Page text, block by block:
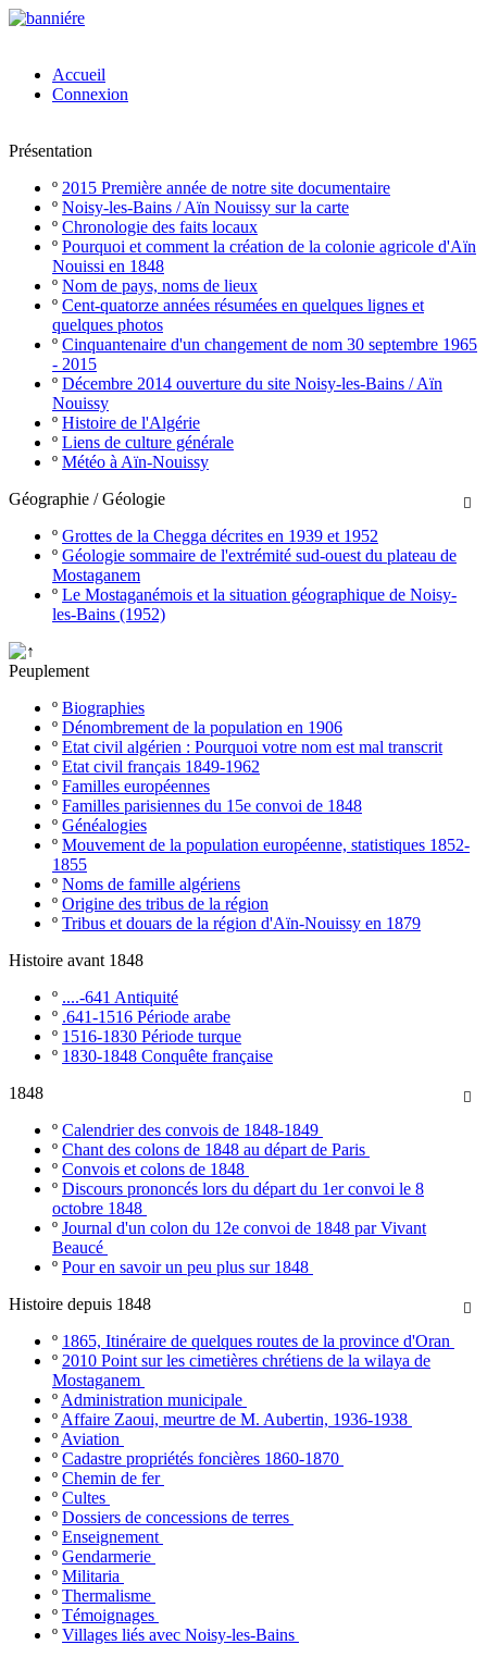
Accueil
Connexion
Présentation
º 2015 Première année de notre site documentaire
º Noisy-les-Bains / Aïn Nouissy sur la carte
º Chronologie des faits locaux
º Pourquoi et comment la création de la colonie agricole d'Aïn
Nouissi en 1848
º Nom de pays, noms de lieux
º Cent-quatorze années résumées en quelques lignes et
quelques photos
º Cinquantenaire d'un changement de nom 30 septembre 1965
- 2015
º Décembre 2014 ouverture du site Noisy-les-Bains / Aïn
Nouissy
º Histoire de l'Algérie
º Liens de culture générale
º Météo à Aïn-Nouissy

Géographie / Géologie
º Grottes de la Chegga décrites en 1939 et 1952
º Géologie sommaire de l'extrémité sud-ouest du plateau de
Mostaganem
º Le Mostaganémois et la situation géographique de Noisy-
les-Bains (1952)
Peuplement
º Biographies
º Dénombrement de la population en 1906
º Etat civil algérien : Pourquoi votre nom est mal transcrit
º Etat civil français 1849-1962
º Familles européennes
º Familles parisiennes du 15e convoi de 1848
º Généalogies
º Mouvement de la population européenne, statistiques 1852-
1855
º Noms de famille algériens
º Origine des tribus de la région
º Tribus et douars de la région d'Aïn-Nouissy en 1879
Histoire avant 1848
º ....-641 Antiquité
º .641-1516 Période arabe
º 1516-1830 Période turque
º 1830-1848 Conquête française

1848
º Calendrier des convois de 1848-1849
º Chant des colons de 1848 au départ de Paris
º Convois et colons de 1848
º Discours prononcés lors du départ du 1er convoi le 8
octobre 1848
º Journal d'un colon du 12e convoi de 1848 par Vivant
Beaucé
º Pour en savoir un peu plus sur 1848

Histoire depuis 1848
º 1865, Itinéraire de quelques routes de la province d'Oran
º 2010 Point sur les cimetières chrétiens de la wilaya de
Mostaganem
º Administration municipale
º Affaire Zaoui, meurtre de M. Aubertin, 1936-1938
º Aviation
º Cadastre propriétés foncières 1860-1870
º Chemin de fer
º Cultes
º Dossiers de concessions de terres
º Enseignement
º Gendarmerie
º Militaria
º Thermalisme
º Témoignages
º Villages liés avec Noisy-les-Bains